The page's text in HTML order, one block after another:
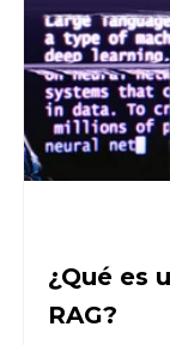
¿Qué es
RAG?